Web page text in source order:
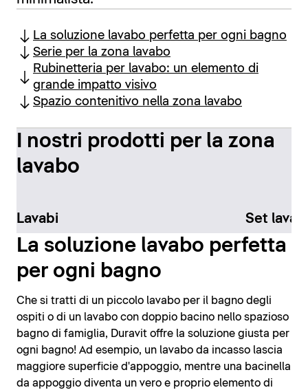
La soluzione lavabo perfetta per ogni bagno
Serie per la zona lavabo
Rubinetteria per lavabo: un elemento di
grande impatto visivo
Spazio contenitivo nella zona lavabo
I nostri prodotti per la zona
lavabo
Lavabi Set
La soluzione lavabo perfetta
per ogni bagno
Che si tratti di un piccolo lavabo per il bagno degli
ospiti o di un lavabo con doppio bacino nello spazioso
bagno di famiglia, Duravit offre la soluzione giusta per
ogni bagno! Ad esempio, un lavabo da incasso lascia
maggiore superficie d'appoggio, mentre una bacinella
da appoggio diventa un vero e proprio elemento di